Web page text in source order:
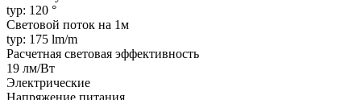
typ: 120 °
Световой поток на 1м
typ: 175 lm/m
Расчетная световая эффективность
19 лм/Вт
Электрические
Напряжение питания